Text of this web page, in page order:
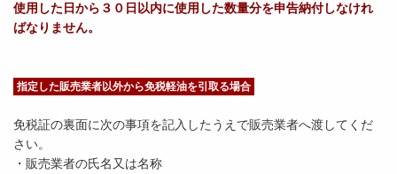
使用した日から３０日以内に使用した数量分を申告納付しなけれ
ばなりません。
指定した販売業者以外から免税軽油を引取る場合
免税証の裏面に次の事項を記入したうえで販売業者へ渡してくだ
さい。
・販売業者の氏名又は名称